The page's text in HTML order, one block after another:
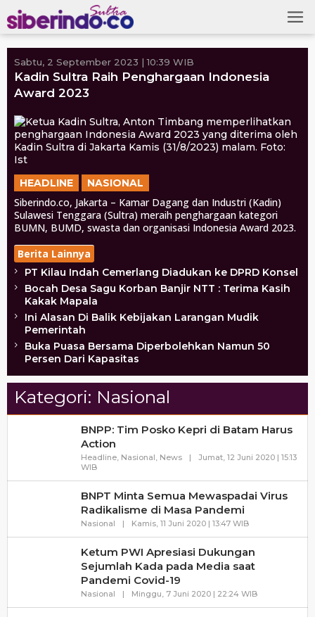
to
content
Sabtu, 2 September 2023 | 10:39 WIB
Kadin Sultra Raih Penghargaan Indonesia
Award 2023
HEADLINE NASIONAL
Siberindo.co, Jakarta – Kamar Dagang dan Industri (Kadin)
Sulawesi Tenggara (Sultra) meraih penghargaan kategori
BUMN, BUMD, swasta dan organisasi Indonesia Award 2023.
Berita Lainnya
PT Kilau Indah Cemerlang Diadukan ke DPRD Konsel
Bocah Desa Sagu Korban Banjir NTT : Terima Kasih
Kakak Mapala
Ini Alasan Di Balik Kebijakan Larangan Mudik
Pemerintah
Buka Puasa Bersama Diperbolehkan Namun 50
Persen Dari Kapasitas
Kategori: Nasional
BNPP: Tim Posko Kepri di Batam Harus
Action
Headline, Nasional, News |
Jumat, 12 Juni 2020 | 15:13
WIBOleh
BNPT Minta Semua Mewaspadai Virus
Radikalisme di Masa Pandemi
Nasional | Kamis, 11 Juni 2020 | 13:47 WIBOleh
Ketum PWI Apresiasi Dukungan
Sejumlah Kada pada Media saat
Pandemi Covid-19
Nasional | Minggu, 7 Juni 2020 | 22:24 WIBOleh